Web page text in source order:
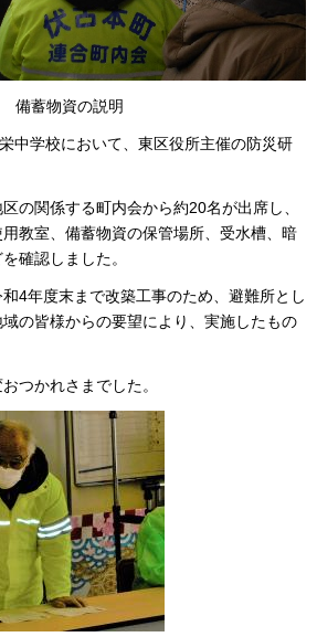
備蓄物資の説明
中学校において、東区役所主催の防災研
の関係する町内会から約20名が出席し、
教室、備蓄物資の保管場所、受水槽、暗
確認しました。
4年度末まで改築工事のため、避難所とし
の皆様からの要望により、実施したもの
つかれさまでした。